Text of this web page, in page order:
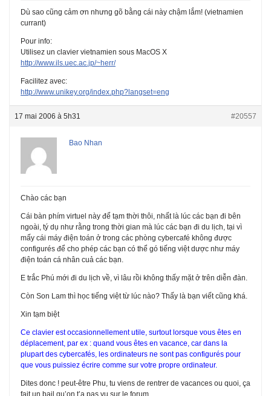
Dù sao cũng cảm ơn nhưng gõ bằng cái này chậm lắm! (vietnamien
currant)
Pour info:
Utilisez un clavier vietnamien sous MacOS X
http://www.ils.uec.ac.jp/~herr/
Facilitez avec:
http://www.unikey.org/index.php?langset=eng
17 mai 2006 à 5h31 #20557
Bao Nhan
Chào các bạn
Cái bàn phím virtuel này để tạm thời thôi, nhất là lúc các bạn đi bên
ngoài, tý dụ như rằng trong thời gian mà lúc các bạn đi du lịch, tại vì
mấy cái máy điện toán ở trong các phòng cybercafé không được
configurés để cho phép các bạn có thể gó tiếng việt dược như máy
điện toán cá nhân cuả các bạn.
E trắc Phú mới đi du lịch về, vì lâu rồi không thấy mặt ở trên diễn đàn.
Còn Son Lam thì học tiếng việt từ lúc nào? Thấy là bạn viết cũng khá.
Xin tạm biệt
Ce clavier est occasionnellement utile, surtout lorsque vous êtes en
déplacement, par ex : quand vous êtes en vacance, car dans la
plupart des cybercafés, les ordinateurs ne sont pas configurés pour
que vous puissiez écrire comme sur votre propre ordinateur.
Dites donc ! peut-être Phu, tu viens de rentrer de vacances ou quoi, ça
fait un bail qu’on t’a pas vu sur le forum.